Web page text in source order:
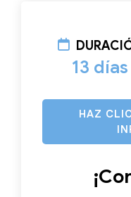
13 días
HAZ